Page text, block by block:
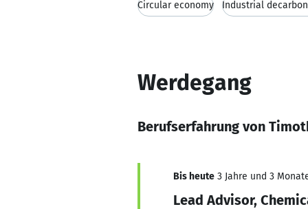
Circular economy Industrial
Werdegang
Berufserfahrung von
Bis heute 3 Jahre und 3
Lead Advisor,